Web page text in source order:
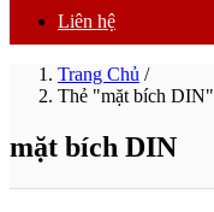
Liên hệ
Trang Chủ /
Thẻ "mặt bích DIN"
mặt bích DIN